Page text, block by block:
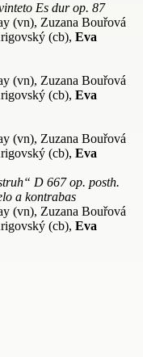
Es dur op. 87
(vn), Zuzana Bouřová
(cb), Eva
(vn), Zuzana Bouřová
(cb), Eva
(vn), Zuzana Bouřová
(cb), Eva
D 667 op. posth.
a kontrabas
(vn), Zuzana Bouřová
(cb), Eva